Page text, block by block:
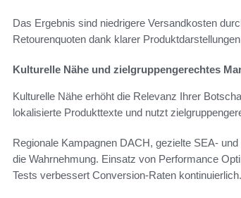
Das Ergebnis sind niedrigere Versandkosten
Retourenquoten dank klarer
Kulturelle Nähe und zielgruppengerechtes
Kulturelle Nähe erhöht die Relevanz Ihrer
lokalisierte Produkttexte und nutzt
Regionale Kampagnen DACH, gezielte SEA-
die Wahrnehmung. Einsatz von Performance
Tests verbessert Conversion-Raten kontinuierlich.